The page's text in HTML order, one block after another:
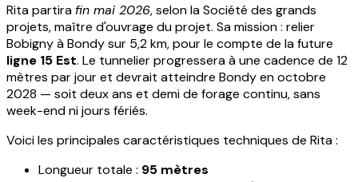
Rita partira fin mai 2026, selon la Société des grands
projets, maître d'ouvrage du projet. Sa mission : relier
Bobigny à Bondy sur 5,2 km, pour le compte de la future
ligne 15 Est. Le tunnelier progressera à une cadence de 12
mètres par jour et devrait atteindre Bondy en octobre
2028 — soit deux ans et demi de forage continu, sans
week-end ni jours fériés.
Voici les principales caractéristiques techniques de Rita :
Longueur totale : 95 mètres